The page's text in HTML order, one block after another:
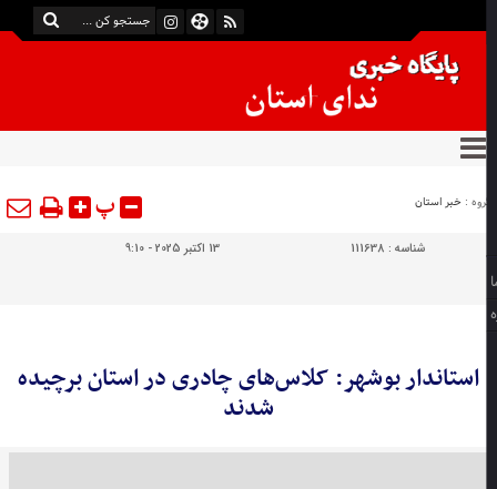
:خبر استان پ
شناسه :111638 13 اکتبر 2025 - 9:10
استاندار بوشهر: کلاس‌های چادری در استان برچیده
شدند